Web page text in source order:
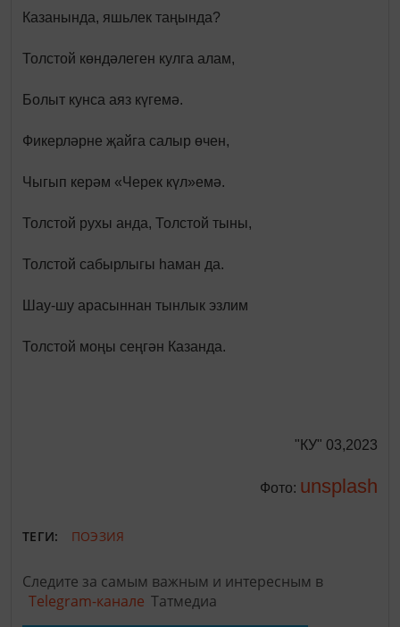
Казанында, яшьлек таңында?
Толстой көндәлеген кулга алам,
Болыт кунса аяз күгемә.
Фикерләрне җайга салыр өчен,
Чыгып керәм «Черек күл»емә.
Толстой рухы анда, Толстой тыны,
Толстой сабырлыгы һаман да.
Шау-шу арасыннан тынлык эзлим
Толстой моңы сеңгән Казанда.
"КУ" 03,2023
Фото: unsplash
ТЕГИ: ПОЭЗИЯ
Следите за самым важным и интересным в
Telegram-канале Татмедиа